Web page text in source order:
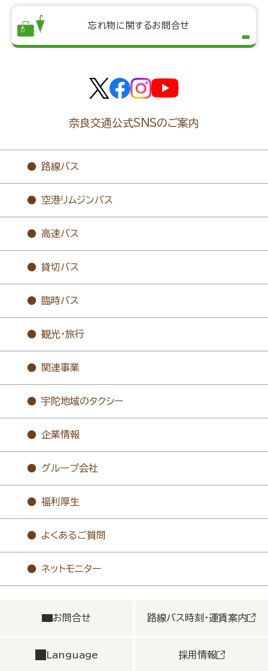
忘れ物に関するお問合せ
奈良交通公式SNSのご案内
路線バス
空港リムジンバス
高速バス
貸切バス
臨時バス
観光・旅行
関連事業
宇陀地域のタクシー
企業情報
グループ会社
福利厚生
よくあるご質問
ネットモニター
お問合せ 路線バス時刻・運賃案内
Language 採用情報